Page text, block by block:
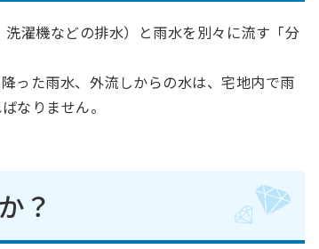
濯機などの排水）と雨水を別々に流す「分
った雨水、外流しからの水は、宅地内で雨
なりません。
？